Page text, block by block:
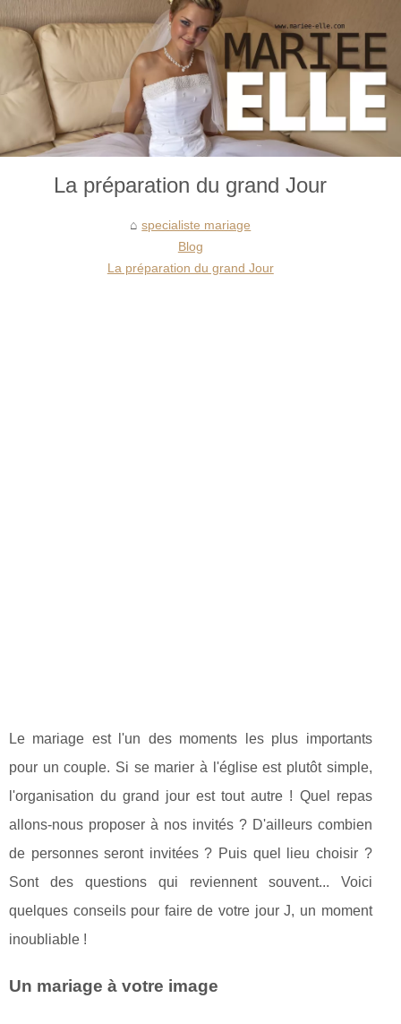
La préparation du grand Jour
specialiste mariage
Blog
La préparation du grand Jour
Le mariage est l'un des moments les plus importants
pour un couple. Si se marier à l'église est plutôt simple,
l'organisation du grand jour est tout autre ! Quel repas
allons-nous proposer à nos invités ? D'ailleurs combien
de personnes seront invitées ? Puis quel lieu choisir ?
Sont des questions qui reviennent souvent... Voici
quelques conseils pour faire de votre jour J, un moment
inoubliable !
Un mariage à votre image